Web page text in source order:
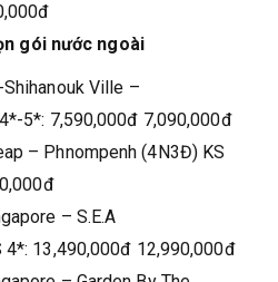
gói nước ngoài
Ville –
5*: 7,590,000đ 7,090,000đ
– Phnompenh (4N3Đ) KS
– S.E.A
4*: 13,490,000đ 12,990,000đ